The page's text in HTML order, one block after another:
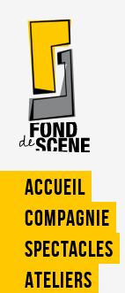
Accueil
Compagnie
Spectacles
Ateliers